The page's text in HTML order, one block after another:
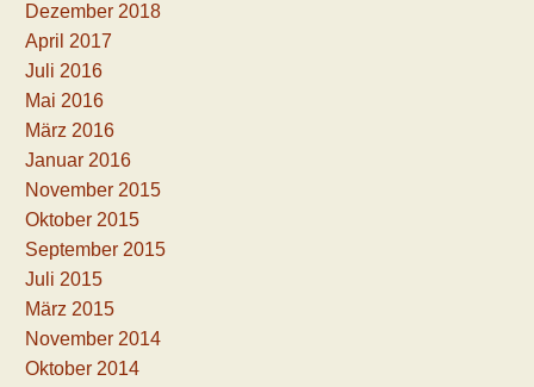
Dezember 2018
April 2017
Juli 2016
Mai 2016
März 2016
Januar 2016
November 2015
Oktober 2015
September 2015
Juli 2015
März 2015
November 2014
Oktober 2014